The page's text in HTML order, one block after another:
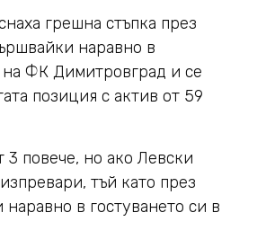
грешна стъпка през
наравно в
на ФК Димитровград и се
позиция с актив от 59
3 повече, но ако Левски
тъй като през
в гостуването си в